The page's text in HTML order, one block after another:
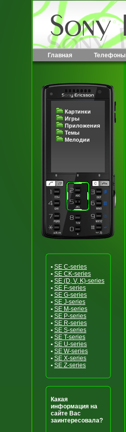
Главная Телефоны
Картинки
Игры
Приложения
Темы
Мелодии
• SE C-series
• SE CK-series
• SE (D, V, K)-series
• SE F-series
• SE G-series
• SE J-series
• SE M-series
• SE P-series
• SE R-series
• SE S-series
• SE T-series
• SE U-series
• SE W-series
• SE X-series
• SE Z-series
Какая
информация на
сайте Вас
заинтересовала?